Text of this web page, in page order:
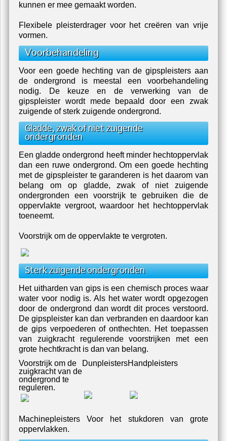
kunnen er mee gemaakt worden.
Flexibele pleisterdrager voor het creëren van vrije
vormen.
Voorbehandeling
Voor een goede hechting van de gipspleisters aan
de ondergrond is meestal een voorbehandeling
nodig. De keuze en de verwerking van de
gipspleister wordt mede bepaald door een zwak
zuigende of sterk zuigende ondergrond.
Gladde, zwak of niet zuigende
ondergronden
Een gladde ondergrond heeft minder hechtoppervlak
dan een ruwe ondergrond. Om een goede hechting
met de gipspleister te garanderen is het daarom van
belang om op gladde, zwak of niet zuigende
ondergronden een voorstrijk te gebruiken die de
oppervlakte vergroot, waardoor het hechtoppervlak
toeneemt.
Voorstrijk om de oppervlakte te vergroten.
Sterk zuigende ondergronden
Het uitharden van gips is een chemisch proces waar
water voor nodig is. Als het water wordt opgezogen
door de ondergrond dan wordt dit proces verstoord.
De gipspleister kan dan verbranden en daardoor kan
de gips verpoederen of onthechten. Het toepassen
van zuigkracht regulerende voorstrijken met een
grote hechtkracht is dan van belang.
Voorstrijk om de
zuigkracht van de
ondergrond te
reguleren.
DunpleistersHandpleisters
Machinepleisters Voor het stukdoren van grote
oppervlakken.